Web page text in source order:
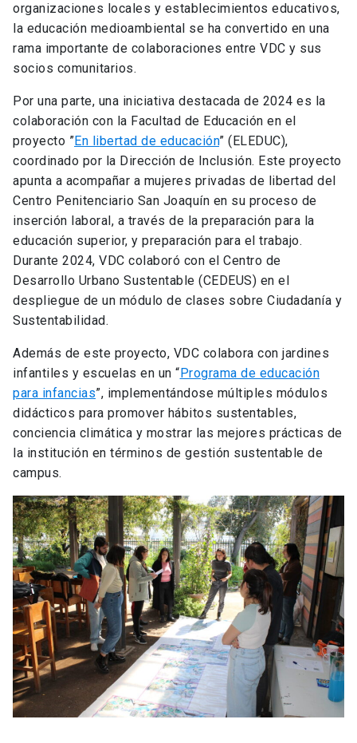
organizaciones locales y establecimientos educativos,
la educación medioambiental se ha convertido en una
rama importante de colaboraciones entre VDC y sus
socios comunitarios.
Por una parte, una iniciativa destacada de 2024 es la
colaboración con la Facultad de Educación en el
proyecto ”En libertad de educación” (ELEDUC),
coordinado por la Dirección de Inclusión. Este proyecto
apunta a acompañar a mujeres privadas de libertad del
Centro Penitenciario San Joaquín en su proceso de
inserción laboral, a través de la preparación para la
educación superior, y preparación para el trabajo.
Durante 2024, VDC colaboró con el Centro de
Desarrollo Urbano Sustentable (CEDEUS) en el
despliegue de un módulo de clases sobre Ciudadanía y
Sustentabilidad.
Además de este proyecto, VDC colabora con jardines
infantiles y escuelas en un “ Programa de educación
para infancias”, implementándose múltiples módulos
didácticos para promover hábitos sustentables,
conciencia climática y mostrar las mejores prácticas de
la institución en términos de gestión sustentable de
campus.